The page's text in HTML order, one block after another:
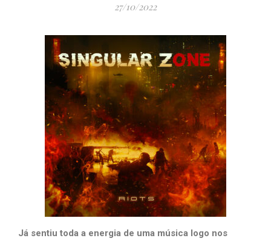
27/10/2022
Já sentiu toda a energia de uma música logo nos